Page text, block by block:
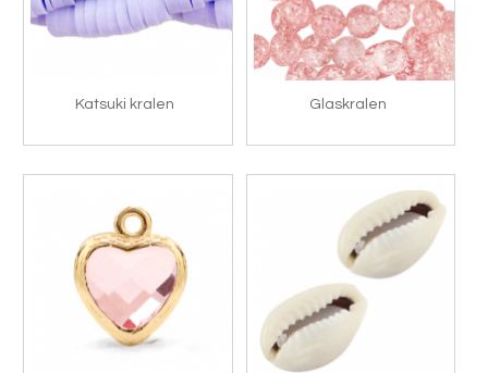
Katsuki kralen Glaskralen